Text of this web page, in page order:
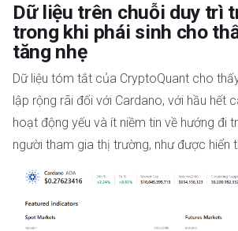
Dữ liệu trên chuỗi duy trì
trong khi phái sinh cho
tăng nhẹ
Dữ liệu tóm tắt của CryptoQuant cho
lập rộng rãi đối với Cardano, với hầu hết
hoạt động yếu và ít niềm tin về hướng đi
người tham gia thị trường, như được hiển